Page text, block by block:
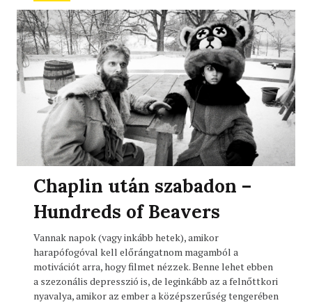
Chaplin után szabadon –
Hundreds of Beavers
Vannak napok (vagy inkább hetek), amikor
harapófogóval kell előrángatnom magamból a
motivációt arra, hogy filmet nézzek. Benne lehet ebben
a szezonális depresszió is, de leginkább az a felnőttkori
nyavalya, amikor az ember a középszerűség tengerében